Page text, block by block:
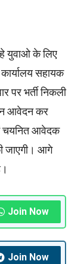
युवाओ के लिए
सहायक
पर भर्ती निकली
आवेदन कर
आवेदक
जाएगी। आगे
Join Now
Join Now